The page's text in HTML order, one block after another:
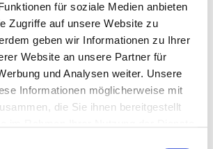
für soziale Medien anbieten
Zugriffe auf unsere Website zu
geben wir Informationen zu Ihrer
Website an unsere Partner für
und Analysen weiter. Unsere
Informationen möglicherweise mit
die Sie ihnen bereitgestellt
MwSt.
für alle Montagearbeiten, die im
verrichtet werden müssen. Die Sitz und
und sorgt für idealen Liege und